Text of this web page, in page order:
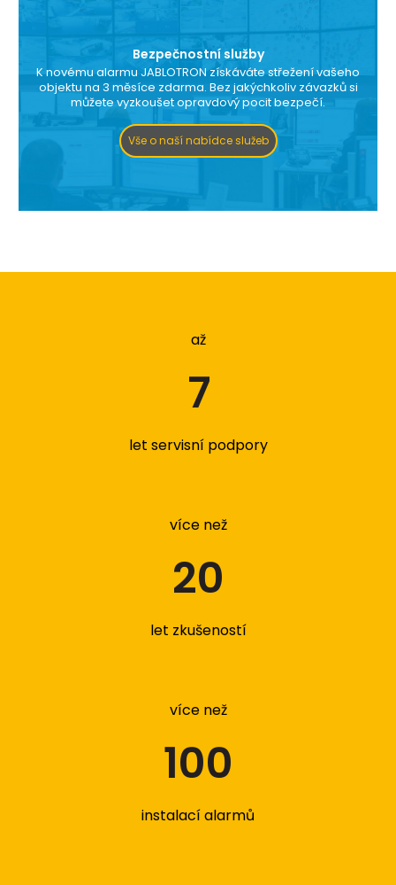
Bezpečnostní služby
K novému alarmu JABLOTRON získáváte střežení vašeho
objektu na 3 měsíce zdarma. Bez jakýchkoliv závazků si
můžete vyzkoušet opravdový pocit bezpečí.
Vše o naší nabídce služeb
až
7
let servisní podpory
více než
20
let zkušeností
více než
100
instalací alarmů